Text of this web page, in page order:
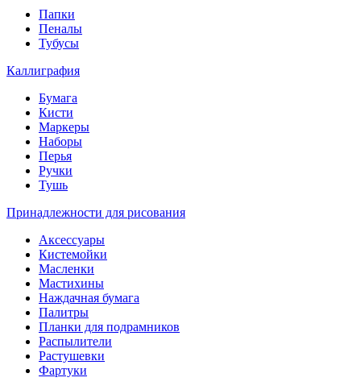
Папки
Пеналы
Тубусы
Каллиграфия
Бумага
Кисти
Маркеры
Наборы
Перья
Ручки
Тушь
Принадлежности для рисования
Аксессуары
Кистемойки
Масленки
Мастихины
Наждачная бумага
Палитры
Планки для подрамников
Распылители
Растушевки
Фартуки